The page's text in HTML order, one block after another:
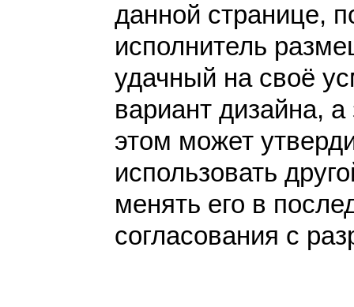
данной странице,
исполнитель
удачный на своё
вариант дизайна, а
этом может
использовать
менять его в
согласования с